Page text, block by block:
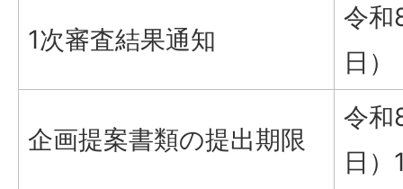
1次審査結果通知
令和
日）
企画提案書類の提出期限
令
日）